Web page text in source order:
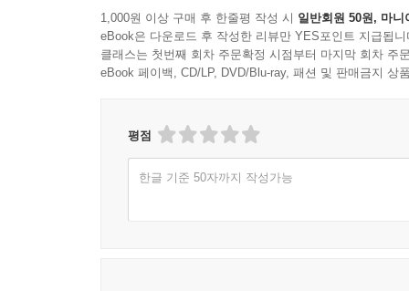
4장 가마쿠라시대의 불교: 현밀·선·정토――――
1. 현밀의 융성 _ 103
2. 둔세: 교중과 둔세문 _ 105
5. 남도 계통의 개혁운동: 조케이의 수행 _ 120
6. 료헨의 수행 _ 124
1,000원 이상 구매 후 한줄평 작성 시 일반회원 50원, 마니
eBook은 다운로드 후 작성한 리뷰만 YES포인트 지급됩니
클래스는 첫번째 회차 주문확정 시점부터 마지막 회차 주
eBook 페이백, CD/LP, DVD/Blu-ray, 패션 및 판매금지 상
평점
한글 기준 50자까지 작성가능